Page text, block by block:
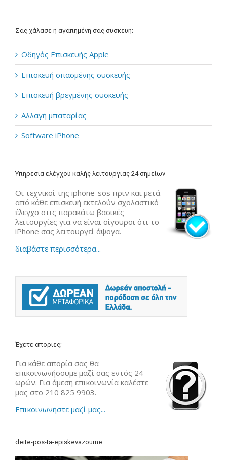
Σας χάλασε η αγαπημένη σας συσκευή;
Οδηγός Επισκευής Apple
Επισκευή σπασμένης συσκευής
Επισκευή βρεγμένης συσκευής
Αλλαγή μπαταρίας
Software iPhone
Υπηρεσία ελέγχου καλής λειτουργίας 24 σημείων
Οι τεχνικοί της iphone-sos πριν και μετά
από κάθε επισκευή εκτελούν σχολαστικό
έλεγχο στις παρακάτω βασικές
λειτουργίες για να είναι σίγουροι ότι το
iPhone σας λειτουργεί άψογα.
διαβάστε περισσότερα...
Έχετε απορίες;
Για κάθε απορία σας θα
επικοινωνήσουμε μαζί σας εντός 24
ωρών. Για άμεση επικοινωνία καλέστε
μας στο 210 825 9903.
Επικοινωνήστε μαζί μας...
deite-pos-ta-episkevazoume